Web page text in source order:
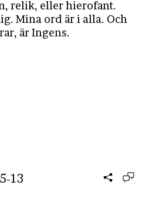
relik, eller hierofant.
Mina ord är i alla. Och
är Ingens.
13